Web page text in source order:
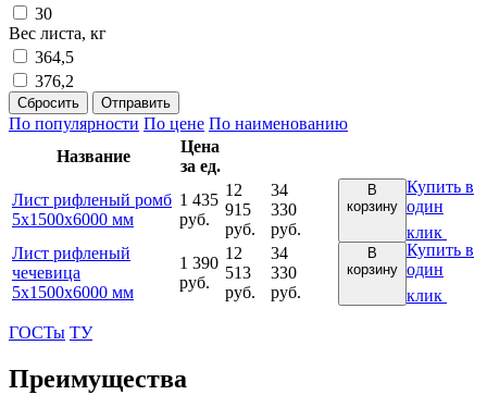
30
Вес листа, кг
364,5
376,2
Сбросить Отправить
По популярности По цене По наименованию
Название
Цена
за ед.
Лист рифленый ромб
5х1500х6000 мм
1 435
руб.
12
915
руб.
34
330
руб.
В
корзину
Купить в
один
клик
Лист рифленый
чечевица
5х1500х6000 мм
1 390
руб.
12
513
руб.
34
330
руб.
В
корзину
Купить в
один
клик
ГОСТы ТУ
Преимущества